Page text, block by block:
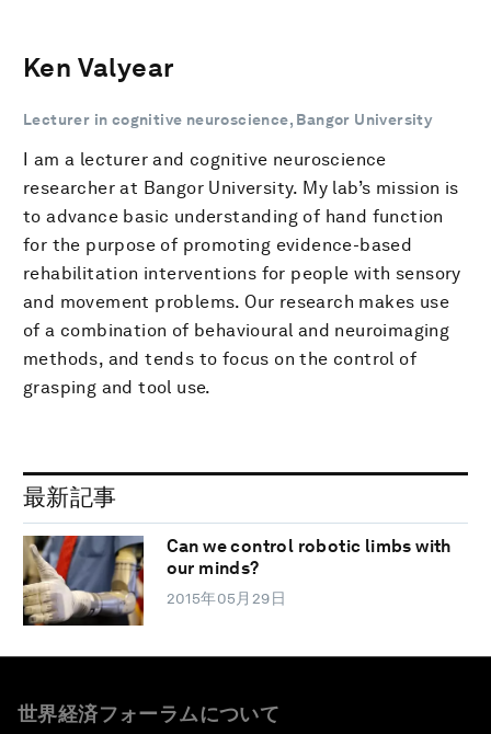
Ken Valyear
Lecturer in cognitive neuroscience, Bangor University
I am a lecturer and cognitive neuroscience
researcher at Bangor University. My lab’s mission is
to advance basic understanding of hand function
for the purpose of promoting evidence-based
rehabilitation interventions for people with sensory
and movement problems. Our research makes use
of a combination of behavioural and neuroimaging
methods, and tends to focus on the control of
grasping and tool use.
最新記事
Can we control robotic limbs with
our minds?
2015年05月29日
世界経済フォーラムについて